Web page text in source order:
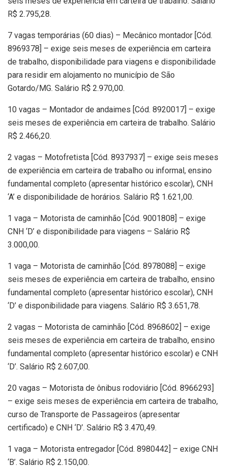
R$ 2.795,28.
7 vagas temporárias (60 dias) – Mecânico montador [Cód.
8969378] – exige seis meses de experiência em carteira
de trabalho, disponibilidade para viagens e disponibilidade
para residir em alojamento no município de São
Gotardo/MG. Salário R$ 2.970,00.
10 vagas – Montador de andaimes [Cód. 8920017] – exige
seis meses de experiência em carteira de trabalho. Salário
R$ 2.466,20.
2 vagas – Motofretista [Cód. 8937937] – exige seis meses
de experiência em carteira de trabalho ou informal, ensino
fundamental completo (apresentar histórico escolar), CNH
‘A’ e disponibilidade de horários. Salário R$ 1.621,00.
1 vaga – Motorista de caminhão [Cód. 9001808] – exige
CNH ‘D’ e disponibilidade para viagens – Salário R$
3.000,00.
1 vaga – Motorista de caminhão [Cód. 8978088] – exige
seis meses de experiência em carteira de trabalho, ensino
fundamental completo (apresentar histórico escolar), CNH
‘D’ e disponibilidade para viagens. Salário R$ 3.651,78.
2 vagas – Motorista de caminhão [Cód. 8968602] – exige
seis meses de experiência em carteira de trabalho, ensino
fundamental completo (apresentar histórico escolar) e CNH
‘D’. Salário R$ 2.607,00.
20 vagas – Motorista de ônibus rodoviário [Cód. 8966293]
– exige seis meses de experiência em carteira de trabalho,
curso de Transporte de Passageiros (apresentar
certificado) e CNH ‘D’. Salário R$ 3.470,49.
1 vaga – Motorista entregador [Cód. 8980442] – exige CNH
‘B’. Salário R$ 2.150,00.